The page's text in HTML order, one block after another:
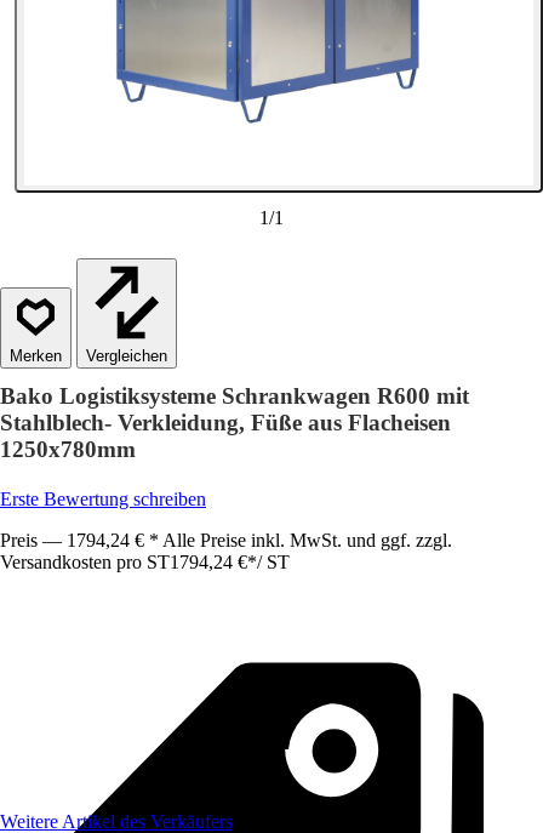
1/1
Vergleichen
Bako Logistiksysteme Schrankwagen R600 mit
Stahlblech- Verkleidung, Füße aus Flacheisen
1250x780mm
Erste Bewertung schreiben
Preis — 1794,24 € * Alle Preise inkl. MwSt. und ggf. zzgl.
Versandkosten pro ST1794,24 €*/ ST
Weitere Artikel des Verkäufers